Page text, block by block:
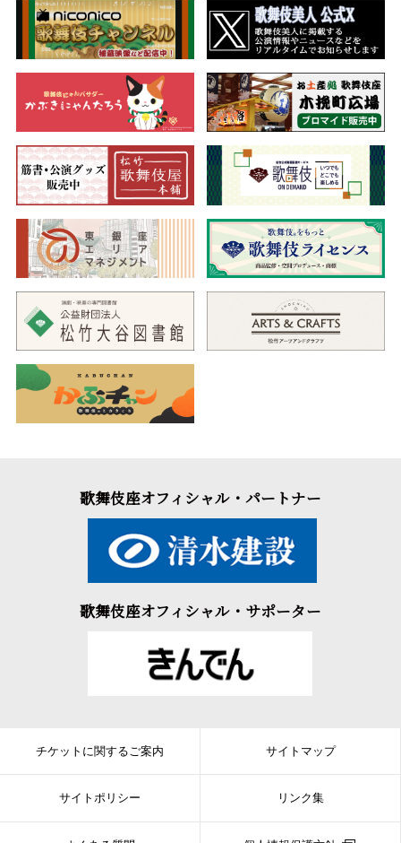
歌舞伎座オフィシャル・パートナー
歌舞伎座オフィシャル・サポーター
チケットに関するご案内 サイトマップ
サイトポリシー リンク集